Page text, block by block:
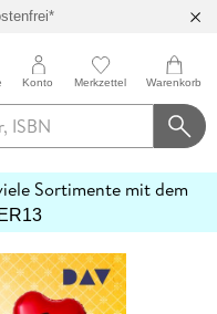
Filialen
Konto Merkzettel Warenkorb
Sortimente mit dem